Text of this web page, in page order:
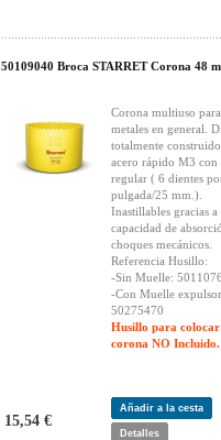
50109040 Broca STARRET Corona 48
Corona multiuso para
metales en general.
totalmente
acero rápido M3 con
regular ( 6 dientes
pulgada/25 mm.).
Inastillables gracias a
capacidad de
choques mecánicos.
Referencia Husillo:
-Sin Muelle:
-Con Muelle
50275470
Husillo para
corona NO Incluido.
15,54 €
Añadir a la cesta
Detalles